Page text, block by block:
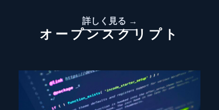
詳しく見る →
オープンスクリプト